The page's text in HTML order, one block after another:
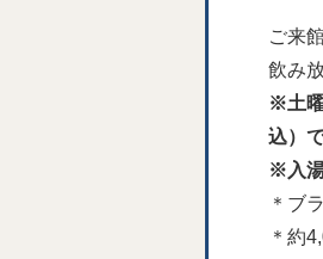
ご来
飲み
※土
込）
※入湯
＊ブ
＊約